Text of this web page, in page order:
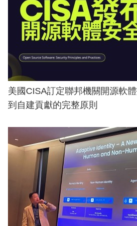
美國CISA訂定聯邦機關開源軟
到自建貢獻的完整原則